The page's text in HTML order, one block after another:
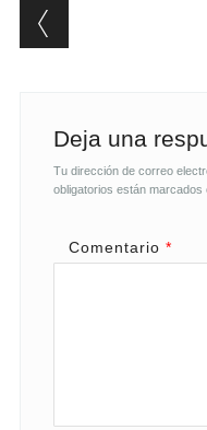
Post
Deja una
Tu dirección de correo
obligatorios están marcados
Comentario *